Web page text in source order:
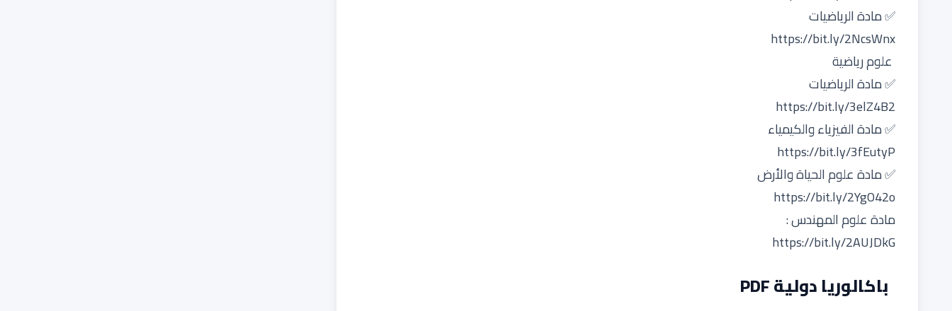
✅ مادة الرياضيات
https://bit.ly/2NcsWnx
علوم رياضية
✅ مادة الرياضيات
https://bit.ly/3elZ4B2
✅ مادة الفيزياء والكيمياء
https://bit.ly/3fEutyP
✅ مادة علوم الحياة والأرض
https://bit.ly/2YgO42o
مادة علوم المهندس :
https://bit.ly/2AUJDkG
باكالوريا دولية PDF